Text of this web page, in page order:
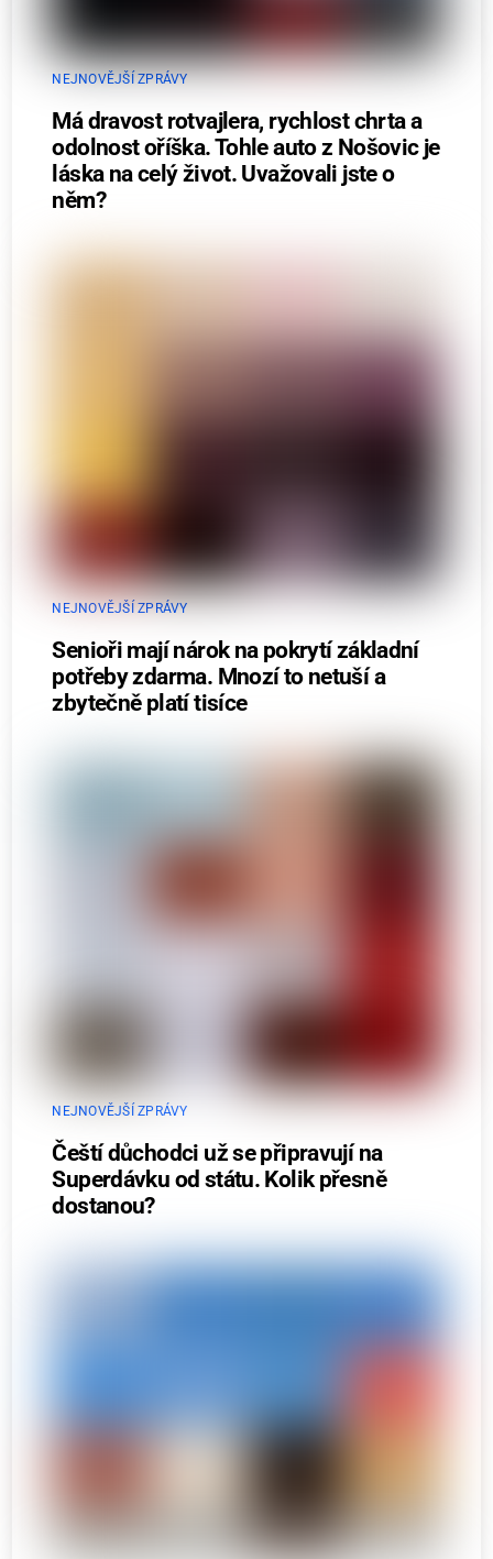
NEJNOVĚJŠÍ ZPRÁVY
Má dravost rotvajlera, rychlost chrta a
odolnost oříška. Tohle auto z Nošovic je
láska na celý život. Uvažovali jste o
něm?
NEJNOVĚJŠÍ ZPRÁVY
Senioři mají nárok na pokrytí základní
potřeby zdarma. Mnozí to netuší a
zbytečně platí tisíce
NEJNOVĚJŠÍ ZPRÁVY
Čeští důchodci už se připravují na
Superdávku od státu. Kolik přesně
dostanou?